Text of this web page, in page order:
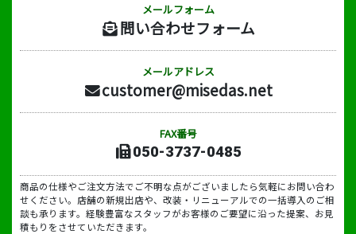
メールフォーム
問い合わせフォーム
メールアドレス
customer@misedas.net
FAX番号
050-3737-0485
商品の仕様やご注文方法でご不明な点がございましたら気軽にお問い合わ
せください。店舗の新規出店や、改装・リニューアルでの一括導入のご相
談も承ります。経験豊富なスタッフがお客様のご要望に沿った提案、お見
積もりをさせていただきます。